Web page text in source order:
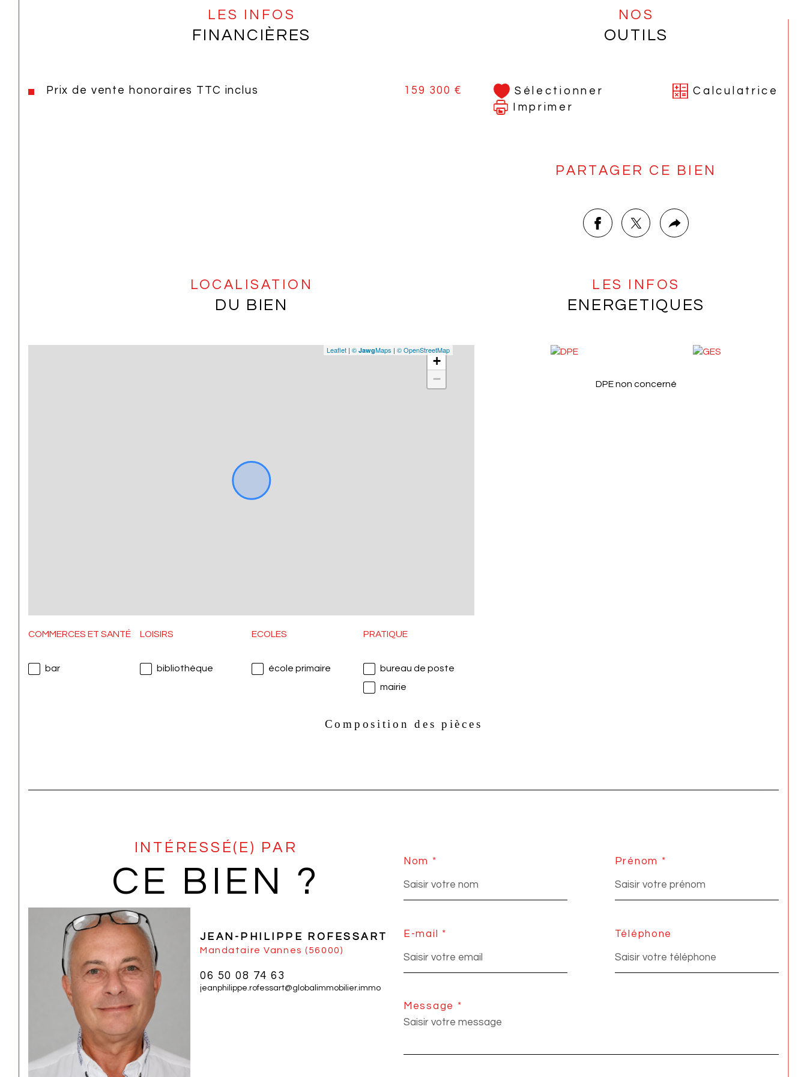
Un emplacement idéal pour profiter de la
Bernard et sur l'axe Vannes et Nantes.
Annonce proposée par un agent commercial
Les informations sur les risques auxquels ce bien
est exposé sont disponibles sur le site Géorisques
LES INFOS
FINANCIÈRES
Prix de vente honoraires TTC inclus 159 300 €
NOS
OUTILS
Sélectionner
Calculatrice
Imprimer
PARTAGER CE BIEN
LOCALISATION
DU BIEN
+
−
Leaflet |©JawgMaps |© OpenStreetMap
COMMERCES ET SANTÉ
bar
LOISIRS
bibliothèque
ECOLES
école primaire
PRATIQUE
bureau de poste
mairie
LES INFOS
ENERGETIQUES
DPE non concerné
Composition des pièces
INTÉRESSÉ(E) PAR
CE BIEN ?
JEAN-PHILIPPE ROFESSART
Mandataire Vannes (56000)
06 50 08 74 63
jeanphilippe.rofessart@globalimmobilier.immo
Nom * Prénom *
E-mail * Téléphone
Message *